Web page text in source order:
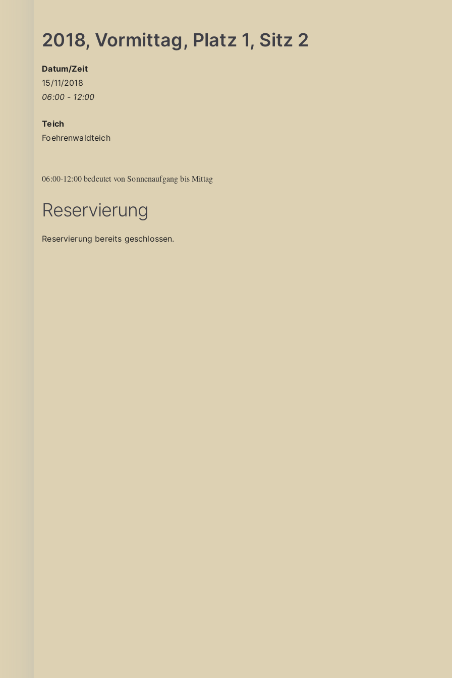
2018, Vormittag, Platz 1, Sitz 2
Datum/Zeit
15/11/2018
06:00 - 12:00
Teich
Foehrenwaldteich
06:00-12:00 bedeutet von Sonnenaufgang bis Mittag
Reservierung
Reservierung bereits geschlossen.